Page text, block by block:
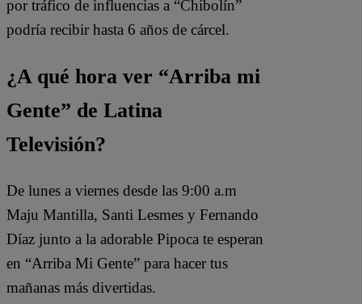
por tráfico de influencias a “Chibolín”
podría recibir hasta 6 años de cárcel.
¿A qué hora ver “Arriba mi
Gente” de Latina
Televisión?
De lunes a viernes desde las 9:00 a.m
Maju Mantilla, Santi Lesmes y Fernando
Díaz junto a la adorable Pipoca te esperan
en “Arriba Mi Gente” para hacer tus
mañanas más divertidas.